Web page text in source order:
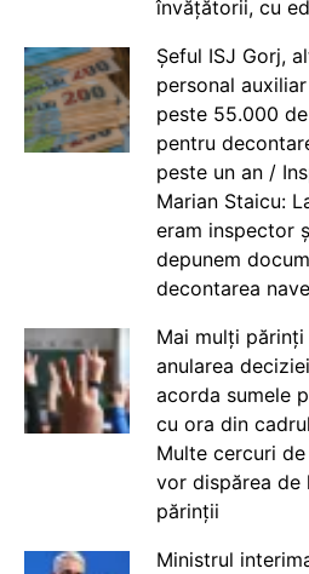
învățătorii, cu
Șeful ISJ Gorj,
personal
peste 55.000
pentru
peste un an /
Marian Staicu:
eram inspector
depunem
decontarea
Mai mulți
anularea
acorda sumele
cu ora din
Multe cercuri
vor dispărea de
părinții
Ministrul